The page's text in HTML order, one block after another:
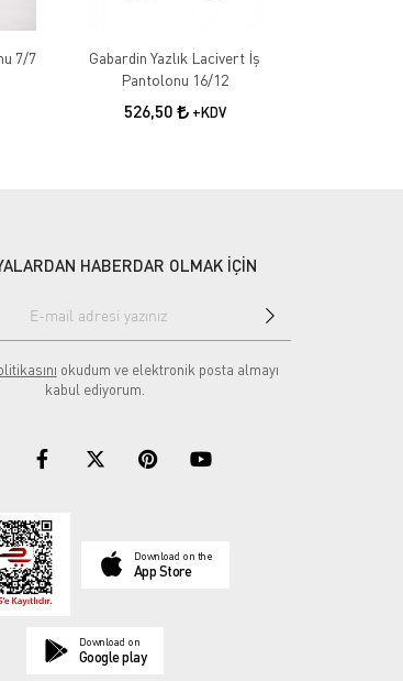
Gabardin Kışlık Gri İş Pantolonu 7/7
Gabardin Yazlık Lacivert İş
Pantolonu 16/12
526,50 +KDV
HABERDAR OLMAK İÇİN
okudum ve elektronik posta almayı
kabul ediyorum.
Download on the
App Store
Download on
Google play